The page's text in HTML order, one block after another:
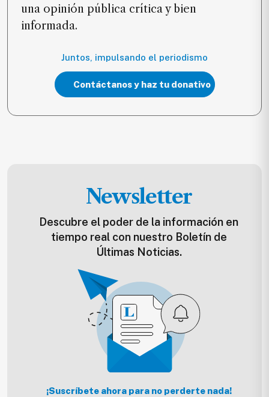
una opinión pública crítica y bien
informada.
Juntos, impulsando el periodismo
Contáctanos y haz tu donativo
Newsletter
Descubre el poder de la información en
tiempo real con nuestro Boletín de
Últimas Noticias.
¡Suscríbete ahora para no perderte nada!